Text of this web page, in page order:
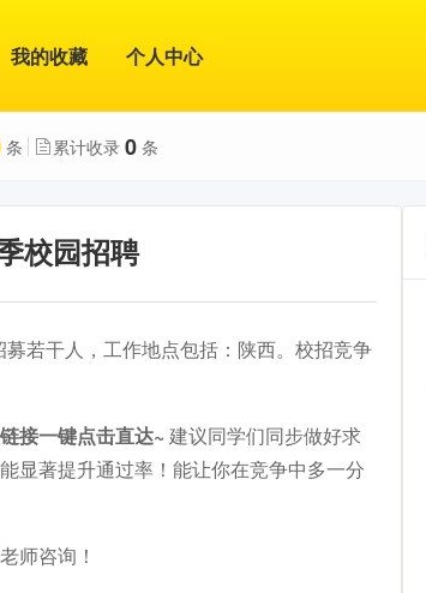
我的收藏 个人中心
条 累计收录 0 条
校园招聘
若干人，工作地点包括：陕西。校招竞争
接一键点击直达~ 建议同学们同步做好求
著提升通过率！能让你在竞争中多一分
师咨询！